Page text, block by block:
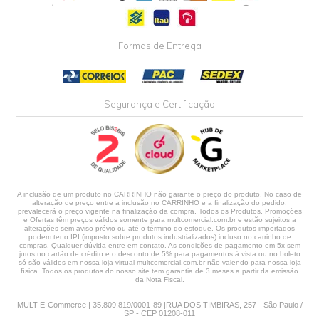
Formas de Entrega
Segurança e Certificação
A inclusão de um produto no CARRINHO não garante o preço do produto. No caso de
alteração de preço entre a inclusão no CARRINHO e a finalização do pedido,
prevalecerá o preço vigente na finalização da compra. Todos os Produtos, Promoções
e Ofertas têm preços válidos somente para multcomercial.com.br e estão sujeitos a
alterações sem aviso prévio ou até o término do estoque. Os produtos importados
podem ter o IPI (imposto sobre produtos industrializados) incluso no carrinho de
compras. Qualquer dúvida entre em contato. As condições de pagamento em 5x sem
juros no cartão de crédito e o desconto de 5% para pagamentos à vista ou no boleto
só são válidos em nossa loja virtual multcomercial.com.br não valendo para nossa loja
física. Todos os produtos do nosso site tem garantia de 3 meses a partir da emissão
da Nota Fiscal.
MULT E-Commerce | 35.809.819/0001-89 |RUA DOS TIMBIRAS, 257 - São Paulo /
SP - CEP 01208-011